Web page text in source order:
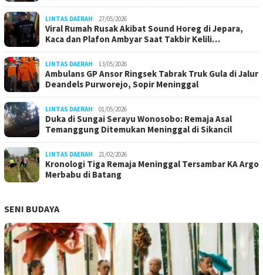
LINTAS DAERAH 27/05/2026
Viral Rumah Rusak Akibat Sound Horeg di Jepara,
Kaca dan Plafon Ambyar Saat Takbir Kelili…
LINTAS DAERAH 13/05/2026
Ambulans GP Ansor Ringsek Tabrak Truk Gula di Jalur
Deandels Purworejo, Sopir Meninggal
LINTAS DAERAH 01/05/2026
Duka di Sungai Serayu Wonosobo: Remaja Asal
Temanggung Ditemukan Meninggal di Sikancil
LINTAS DAERAH 21/02/2026
Kronologi Tiga Remaja Meninggal Tersambar KA Argo
Merbabu di Batang
SENI BUDAYA